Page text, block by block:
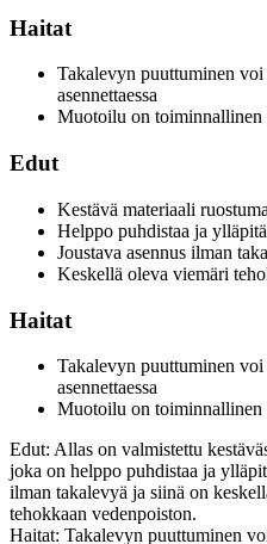
Haitat
Takalevyn puuttuminen voi
asennettaessa
Muotoilu on
Edut
Kestävä materiaali
Helppo puhdistaa ja
Joustava asennus ilman
Keskellä oleva viemäri
Haitat
Takalevyn puuttuminen voi
asennettaessa
Muotoilu on
Edut: Allas on valmistettu
joka on helppo puhdistaa ja
ilman takalevyä ja siinä on
tehokkaan vedenpoiston.
Haitat: Takalevyn puuttuminen